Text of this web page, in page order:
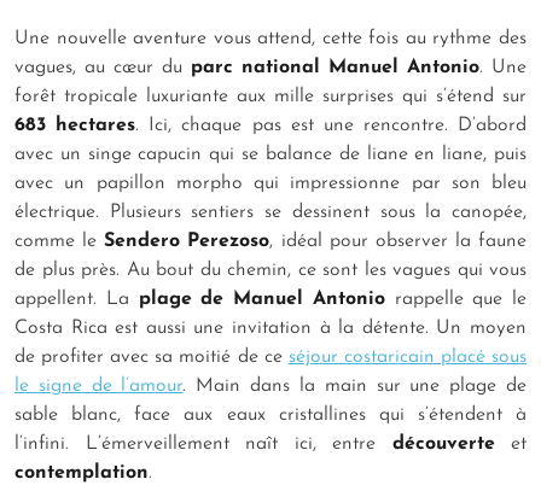
Une nouvelle aventure vous attend, cette fois au rythme des
vagues, au cœur du parc national Manuel Antonio. Une
forêt tropicale luxuriante aux mille surprises qui s’étend sur
683 hectares. Ici, chaque pas est une rencontre. D’abord
avec un singe capucin qui se balance de liane en liane, puis
avec un papillon morpho qui impressionne par son bleu
électrique. Plusieurs sentiers se dessinent sous la canopée,
comme leSendero Perezoso, idéal pour observer la faune
de plus près. Au bout du chemin, ce sont les vagues qui vous
appellent. La plage de Manuel Antonio rappelle que le
Costa Rica est aussi une invitation à la détente. Un moyen
de profiter avec sa moitié de ce séjour costaricain placé sous
le signe de l’amour. Main dans la main sur une plage de
sable blanc, face aux eaux cristallines qui s’étendent à
l’infini. L’émerveillement naît ici, entre découverteet
contemplation.